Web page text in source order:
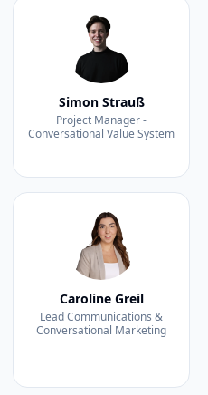
Simon Strauß
Project Manager -
Conversational Value System
Caroline Greil
Lead Communications &
Conversational Marketing